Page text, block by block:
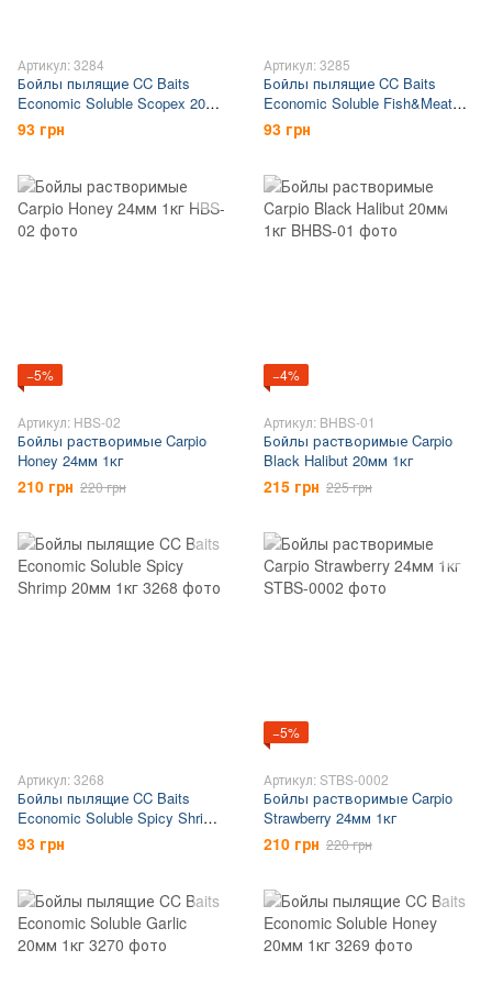
Артикул: 3284
Бойлы пылящие CC Baits
Economic Soluble Scopex 20мм
1кг
93 грн
Артикул: 3285
Бойлы пылящие CC Baits
Economic Soluble Fish&Meat
Mix 1кг
93 грн
−5%
Артикул: HBS-02
Бойлы растворимые Carpio
Honey 24мм 1кг
210 грн 220 грн
−4%
Артикул: BHBS-01
Бойлы растворимые Carpio
Black Halibut 20мм 1кг
215 грн 225 грн
Артикул: 3268
Бойлы пылящие CC Baits
Economic Soluble Spicy Shrimp
20мм 1кг
93 грн
−5%
Артикул: STBS-0002
Бойлы растворимые Carpio
Strawberry 24мм 1кг
210 грн 220 грн